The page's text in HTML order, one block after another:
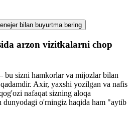
bilan buyurtma bering
arzon vizitkalarni chop
sizni hamkorlar va mijozlar bilan
Axir, yaxshi yozilgan va nafis
nafaqat sizning aloqa
o'rningiz haqida ham "aytib